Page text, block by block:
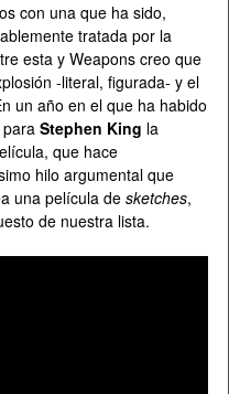
con una que ha sido,
tratada por la
esta y Weapons creo que
-literal, figurada- y el
un año en el que ha habido
Stephen King la
que hace
hilo argumental que
una película de sketches,
de nuestra lista.